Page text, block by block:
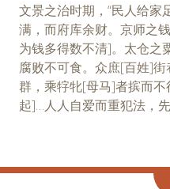
文景之治时期，“民人给
满，而府库余财。京师之
为钱多得数不清]。太仓之
腐败不可食。众庶[百姓]
群，乘牸牝[母马]者摈而
起]…人人自爱而重犯法，